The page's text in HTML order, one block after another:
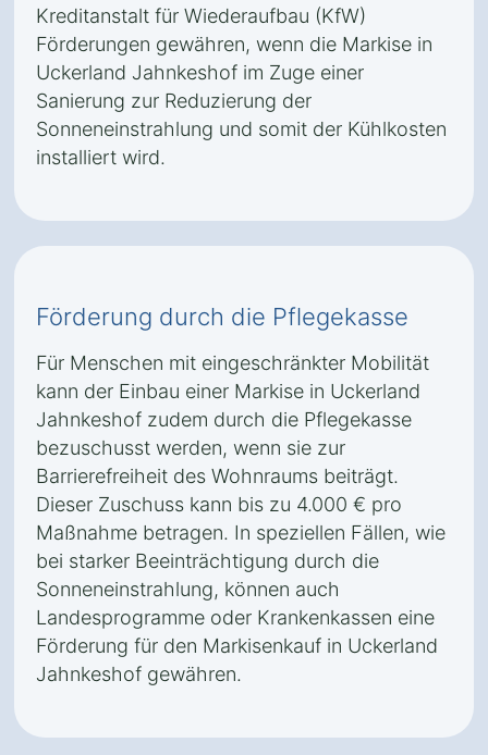
Kreditanstalt für Wiederaufbau (KfW)
Förderungen gewähren, wenn die Markise in
Uckerland Jahnkeshof im Zuge einer
Sanierung zur Reduzierung der
Sonneneinstrahlung und somit der Kühlkosten
installiert wird.
Förderung durch die Pflegekasse
Für Menschen mit eingeschränkter Mobilität
kann der Einbau einer Markise in Uckerland
Jahnkeshof zudem durch die Pflegekasse
bezuschusst werden, wenn sie zur
Barrierefreiheit des Wohnraums beiträgt.
Dieser Zuschuss kann bis zu 4.000 € pro
Maßnahme betragen. In speziellen Fällen, wie
bei starker Beeinträchtigung durch die
Sonneneinstrahlung, können auch
Landesprogramme oder Krankenkassen eine
Förderung für den Markisenkauf in Uckerland
Jahnkeshof gewähren.